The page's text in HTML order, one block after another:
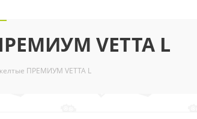
VETTA L
ПРЕМИУМ VETTA L